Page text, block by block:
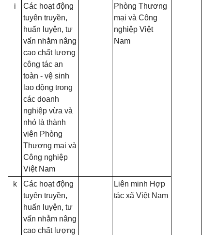
i
Các hoạt động
tuyên truyền,
huấn luyện, tư
vấn nhằm nâng
cao chất lượng
công tác an
toàn - vệ sinh
lao động trong
các doanh
nghiệp vừa và
nhỏ là thành
viên Phòng
Thương mại và
Công nghiệp
Việt Nam
Phòng Thương
mại và Công
nghiệp Việt
Nam
k
Các hoạt động
tuyên truyền,
huấn luyện, tư
vấn nhằm nâng
cao chất lượng
Liên minh Hợp
tác xã Việt Nam